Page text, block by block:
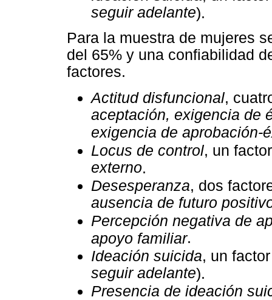
seguir adelante).
Para la muestra de mujeres
del 65% y una confiabilidad
factores.
Actitud disfuncional,
aceptación, exigencia de
exigencia de aprobación-
Locus de control, un
externo.
Desesperanza, dos
ausencia de futuro
Percepción negativa de
apoyo familiar.
Ideación suicida, un
seguir adelante).
Presencia de ideación